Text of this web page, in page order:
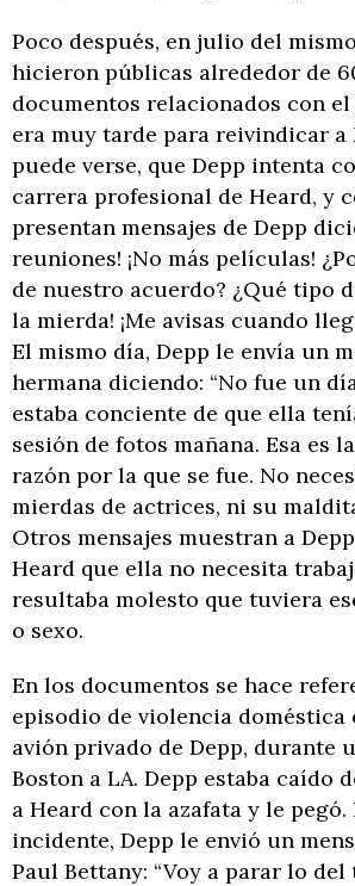
Poco después, en julio del
hicieron públicas alrededor de
documentos relacionados con
era muy tarde para reivindicar a
puede verse, que Depp intenta
carrera profesional de Heard, y
presentan mensajes de Depp
reuniones! ¡No más películas!
de nuestro acuerdo? ¿Qué tipo
la mierda! ¡Me avisas cuando
El mismo día, Depp le envía un
hermana diciendo: “No fue un
estaba conciente de que ella
sesión de fotos mañana. Esa es
razón por la que se fue. No
mierdas de actrices, ni su
Otros mensajes muestran a
Heard que ella no necesita
resultaba molesto que tuviera
o sexo.
En los documentos se hace
episodio de violencia
avión privado de Depp, durante
Boston a LA. Depp estaba caído
a Heard con la azafata y le
incidente, Depp le envió un
Paul Bettany: “Voy a parar lo del